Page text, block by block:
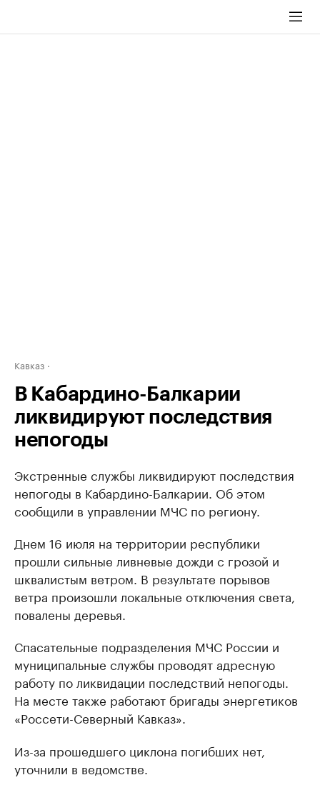
Кавказ
В Кабардино-Балкарии
ликвидируют последствия
непогоды
Экстренные службы ликвидируют последствия
непогоды в Кабардино-Балкарии. Об этом
сообщили в управлении МЧС по региону.
Днем 16 июля на территории республики
прошли сильные ливневые дожди с грозой и
шквалистым ветром. В результате порывов
ветра произошли локальные отключения света,
повалены деревья.
Спасательные подразделения МЧС России и
муниципальные службы проводят адресную
работу по ликвидации последствий непогоды.
На месте также работают бригады энергетиков
«Россети-Северный Кавказ».
Из-за прошедшего циклона погибших нет,
уточнили в ведомстве.